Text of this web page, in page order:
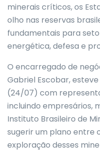
minerais críticos, os
olho nas reservas
fundamentais para
energética, defesa e
O encarregado de
Gabriel Escobar,
(24/07) com
incluindo empresários,
Instituto Brasileiro de
sugerir um plano entre
exploração desses